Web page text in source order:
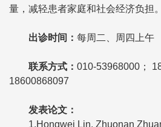
量，减轻患者家庭和社会经济负担。
出诊时间： 每周二、周四上午
联系方式： 010-53968000；
18600868097
发表论文：
1.Hongwei Lin, Zhuonan